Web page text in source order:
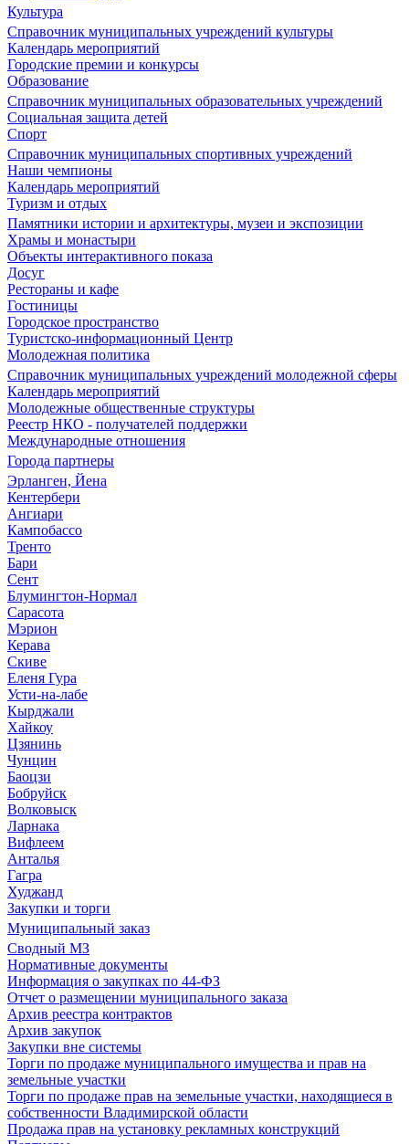
Культура
Справочник муниципальных учреждений культуры
Календарь мероприятий
Городские премии и конкурсы
Образование
Справочник муниципальных образовательных учреждений
Социальная защита детей
Спорт
Справочник муниципальных спортивных учреждений
Наши чемпионы
Календарь мероприятий
Туризм и отдых
Памятники истории и архитектуры, музеи и экспозиции
Храмы и монастыри
Объекты интерактивного показа
Досуг
Рестораны и кафе
Гостиницы
Городское пространство
Туристско-информационный Центр
Молодежная политика
Справочник муниципальных учреждений молодежной сферы
Календарь мероприятий
Молодежные общественные структуры
Реестр НКО - получателей поддержки
Международные отношения
Города партнеры
Эрланген, Йена
Кентербери
Ангиари
Кампобассо
Тренто
Бари
Сент
Блумингтон-Нормал
Сарасота
Мэрион
Керава
Скиве
Еленя Гура
Усти-на-лабе
Кырджали
Хайкоу
Цзянинь
Чунцин
Баоцзи
Бобруйск
Волковыск
Ларнака
Вифлеем
Анталья
Гагра
Худжанд
Закупки и торги
Муниципальный заказ
Сводный МЗ
Нормативные документы
Информация о закупках по 44-ФЗ
Отчет о размещении муниципального заказа
Архив реестра контрактов
Архив закупок
Закупки вне системы
Торги по продаже муниципального имущества и прав на
земельные участки
Торги по продаже прав на земельные участки, находящиеся в
собственности Владимирской области
Продажа прав на установку рекламных конструкций